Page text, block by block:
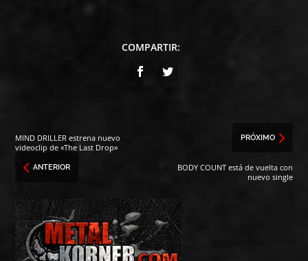
COMPARTIR:
MIND DRILLER estrena nuevo
videoclip de «The Last Drop»
ANTERIOR
PRÓXIMO
BODY COUNT está de vuelta con
nuevo single